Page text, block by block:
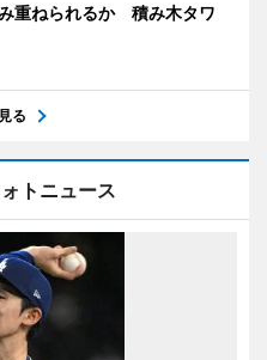
重ねられるか 積み木タワ
る
トニュース